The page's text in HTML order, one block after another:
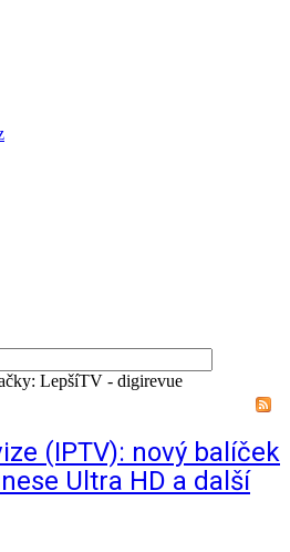
LepšíTV - digirevue
(IPTV): nový balíček
Ultra HD a další